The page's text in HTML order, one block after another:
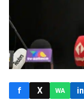
f X WA in